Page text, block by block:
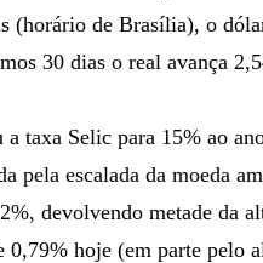
(horário de Brasília), o
30 dias o real avança
taxa Selic para 15% ao
pela escalada da moeda
devolvendo metade da
0,79% hoje (em parte pelo